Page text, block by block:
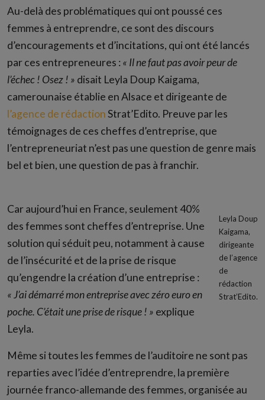
Au-delà des problématiques qui ont poussé ces
femmes à entreprendre, ce sont des discours
d’encouragements et d’incitations, qui ont été lancés
par ces entrepreneures : « Il ne faut pas avoir peur de
l’échec ! Osez ! » disait Leyla Doup Kaigama,
camerounaise établie en Alsace et dirigeante de
l’agence de rédactionStrat’Edito. Preuve par les
témoignages de ces cheffes d’entreprise, que
l’entrepreneuriat n’est pas une question de genre mais
bel et bien, une question de pas à franchir.
Leyla Doup
Kaigama,
dirigeante
de l’agence
de
rédaction
Strat’Edito.
Car aujourd’hui en France, seulement 40%
des femmes sont cheffes d’entreprise. Une
solution qui séduit peu, notamment à cause
de l’insécurité et de la prise de risque
qu’engendre la création d’une entreprise :
« J’ai démarré mon entreprise avec zéro euro en
poche. C’était une prise de risque ! » explique
Leyla.
Même si toutes les femmes de l’auditoire ne sont pas
reparties avec l’idée d’entreprendre, la première
journée franco-allemande des femmes, organisée au